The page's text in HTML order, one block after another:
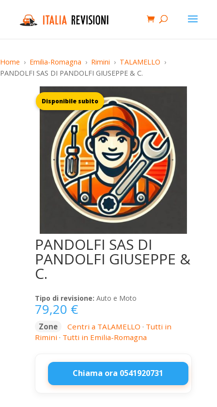
Home Emilia-Romagna Rimini
TALAMELLO
PANDOLFI SAS DI PANDOLFI GIUSEPPE & C.
PANDOLFI SAS DI
PANDOLFI GIUSEPPE &
C.
Tipo di revisione: Auto e Moto
79,20 €
Zone Centri a TALAMELLO · Tutti in
Rimini · Tutti in Emilia-Romagna
Chiama ora 0541920731
PANDOLFI